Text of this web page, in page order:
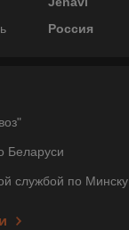
Россия
Беларуси
службой по Минску